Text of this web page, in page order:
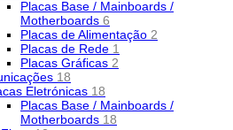
Placas Base / Mainboards /
Motherboards 6
Placas de Alimentação 2
Placas de Rede 1
Placas Gráficas 2
18
Eletrónicas 18
Placas Base / Mainboards /
Motherboards 18